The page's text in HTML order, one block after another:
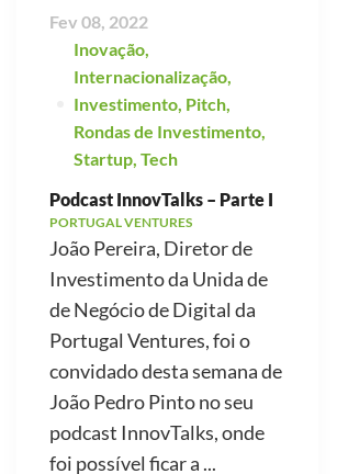
Fev 08, 2022
Inovação,
Internacionalização,
Investimento, Pitch,
Rondas de Investimento,
Startup, Tech
Podcast InnovTalks – Parte I
PORTUGAL VENTURES
João Pereira, Diretor de
Investimento da Unida de
de Negócio de Digital da
Portugal Ventures, foi o
convidado desta semana de
João Pedro Pinto no seu
podcast InnovTalks, onde
foi possível ficar a ...